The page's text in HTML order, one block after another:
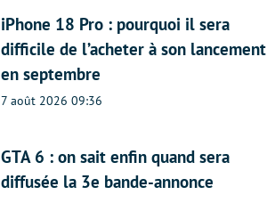
iPhone 18 Pro : pourquoi il sera
difficile de l’acheter à son lancement
en septembre
7 août 2026 09:36
GTA 6 : on sait enfin quand sera
diffusée la 3e bande-annonce